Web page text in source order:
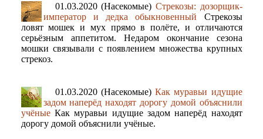
01.03.2020 (Насекомые) Стрекозы: дозорщик-
император и дедка обыкновенный Стрекозы
ловят мошек и мух прямо в полёте, и отличаются
серьёзным аппетитом. Недаром окончание сезона
мошки связывали с появлением множества крупных
стрекоз.
01.03.2020 (Насекомые) Как муравьи идущие
задом наперёд находят дорогу домой объяснили
учёныеКак муравьи идущие задом наперёд находят
дорогу домой объяснили учёные.